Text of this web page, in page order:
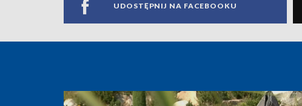
UDOSTĘPNIJ NA FACEBOOKU